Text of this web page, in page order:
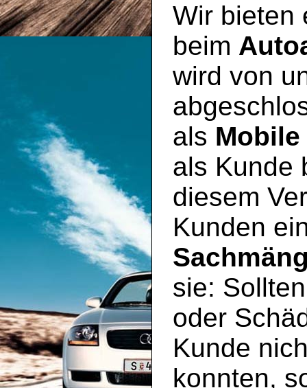
Wir bieten
beim
wird von
als
als Kunde
diesem
Kunden
sie:
oder
Kunde
konnten,